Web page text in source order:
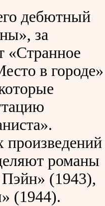
дебютный
за
«Странное
в городе»
произведений
романы
(1943),
(1944).